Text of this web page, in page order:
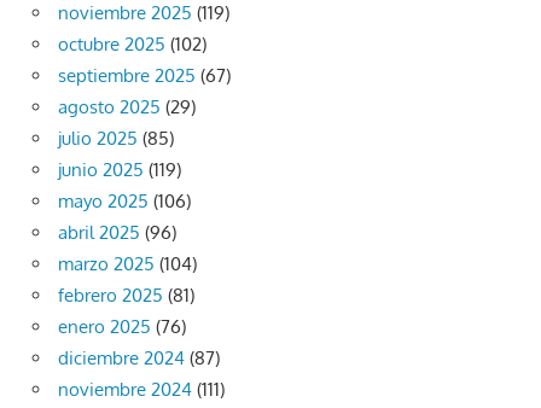
noviembre 2025 (119)
octubre 2025 (102)
septiembre 2025 (67)
agosto 2025 (29)
julio 2025 (85)
junio 2025 (119)
mayo 2025 (106)
abril 2025 (96)
marzo 2025 (104)
febrero 2025 (81)
enero 2025 (76)
diciembre 2024 (87)
noviembre 2024 (111)